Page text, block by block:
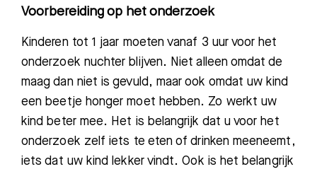
Voorbereiding op het onderzoek
Kinderen tot 1 jaar moeten vanaf 3 uur voor het
onderzoek nuchter blijven. Niet alleen omdat de
maag dan niet is gevuld, maar ook omdat uw kind
een beetje honger moet hebben. Zo werkt uw
kind beter mee. Het is belangrijk dat u voor het
onderzoek zelf iets te eten of drinken meeneemt,
iets dat uw kind lekker vindt. Ook is het belangrijk